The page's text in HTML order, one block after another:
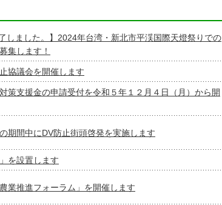
しました。】2024年台湾・新北市平渓国際天燈祭りでの
集します！
協議会を開催します
策支援金の申請受付を令和５年１２月４日（月）から開
期間中にDV防止街頭啓発を実施します
を設置します
業推進フォーラム」を開催します